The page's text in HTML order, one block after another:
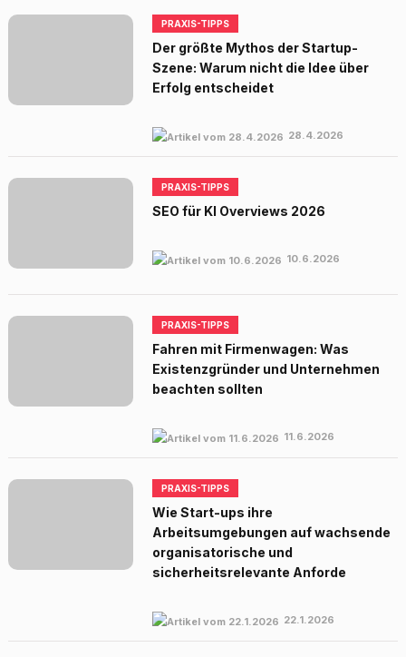
PRAXIS-TIPPS
Der größte Mythos der Startup-
Szene: Warum nicht die Idee über
Erfolg entscheidet
28.4.2026
PRAXIS-TIPPS
SEO für KI Overviews 2026
10.6.2026
PRAXIS-TIPPS
Fahren mit Firmenwagen: Was
Existenzgründer und Unternehmen
beachten sollten
11.6.2026
PRAXIS-TIPPS
Wie Start-ups ihre
Arbeitsumgebungen auf wachsende
organisatorische und
sicherheitsrelevante Anforde
22.1.2026